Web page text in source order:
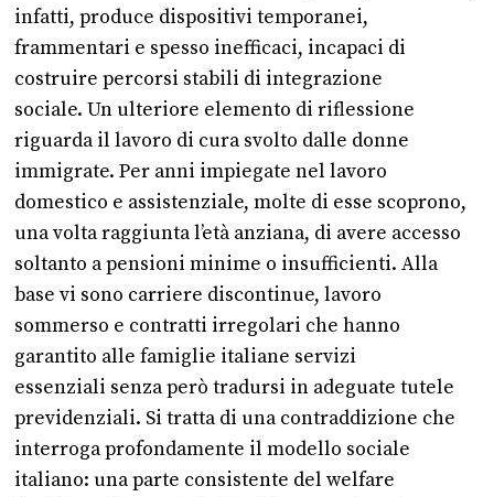
infatti, produce dispositivi temporanei,
frammentari e spesso inefficaci, incapaci di
costruire percorsi stabili di integrazione
sociale. Un ulteriore elemento di riflessione
riguarda il lavoro di cura svolto dalle donne
immigrate. Per anni impiegate nel lavoro
domestico e assistenziale, molte di esse scoprono,
una volta raggiunta l’età anziana, di avere accesso
soltanto a pensioni minime o insufficienti. Alla
base vi sono carriere discontinue, lavoro
sommerso e contratti irregolari che hanno
garantito alle famiglie italiane servizi
essenziali senza però tradursi in adeguate tutele
previdenziali. Si tratta di una contraddizione che
interroga profondamente il modello sociale
italiano: una parte consistente del welfare